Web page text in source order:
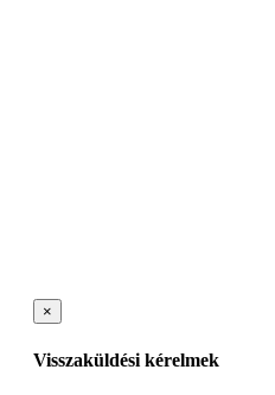
×
Visszaküldési kérelmek